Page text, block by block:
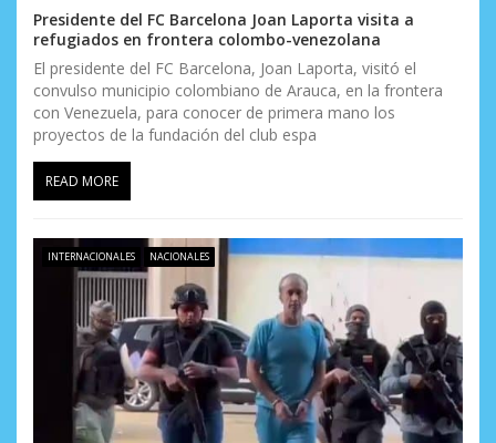
Presidente del FC Barcelona Joan Laporta visita a
refugiados en frontera colombo-venezolana
El presidente del FC Barcelona, Joan Laporta, visitó el
convulso municipio colombiano de Arauca, en la frontera
con Venezuela, para conocer de primera mano los
proyectos de la fundación del club espa
READ MORE
INTERNACIONALES NACIONALES